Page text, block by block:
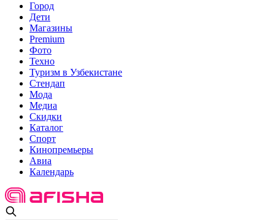
Город
Дети
Магазины
Premium
Фото
Техно
Туризм в Узбекистане
Стендап
Мода
Медиа
Скидки
Каталог
Спорт
Кинопремьеры
Авиа
Календарь